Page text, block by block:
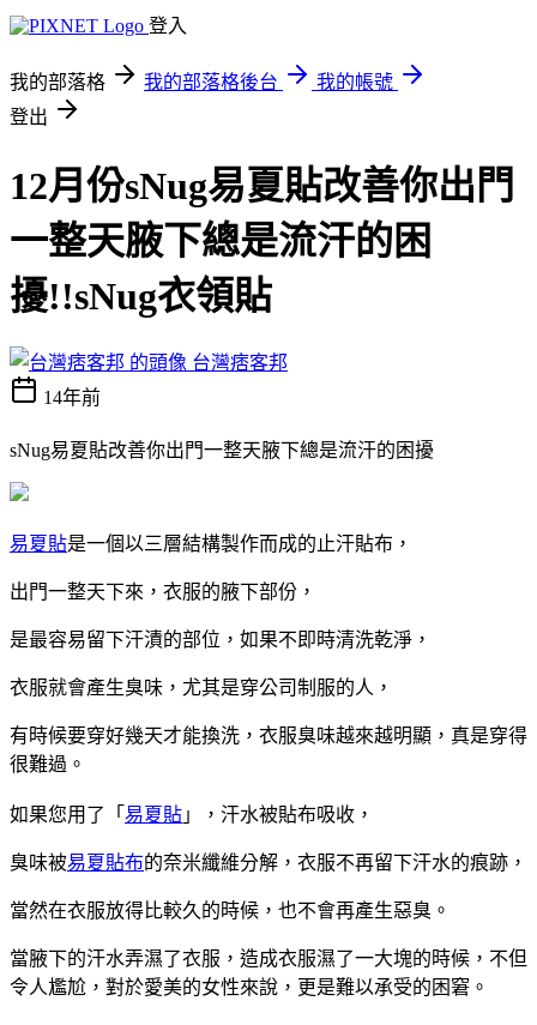
登入
我的部落格 我的部落格後台
我的帳號
登出
12月份sNug易夏貼改善你出門
一整天腋下總是流汗的困
擾!!sNug衣領貼
台灣痞客邦
14年前
sNug易夏貼改善你出門一整天腋下總是流汗的困擾
易夏貼是一個以三層結構製作而成的止汗貼布，
出門一整天下來，衣服的腋下部份，
是最容易留下汗漬的部位，如果不即時清洗乾淨，
衣服就會產生臭味，尤其是穿公司制服的人，
有時候要穿好幾天才能換洗，衣服臭味越來越明顯，真是穿得
很難過。
如果您用了「 易夏貼 」，汗水被貼布吸收，
臭味被易夏貼布的奈米纖維分解，衣服不再留下汗水的痕跡，
當然在衣服放得比較久的時候，也不會再產生惡臭。
當腋下的汗水弄濕了衣服，造成衣服濕了一大塊的時候，不但
令人尷尬，對於愛美的女性來說，更是難以承受的困窘。